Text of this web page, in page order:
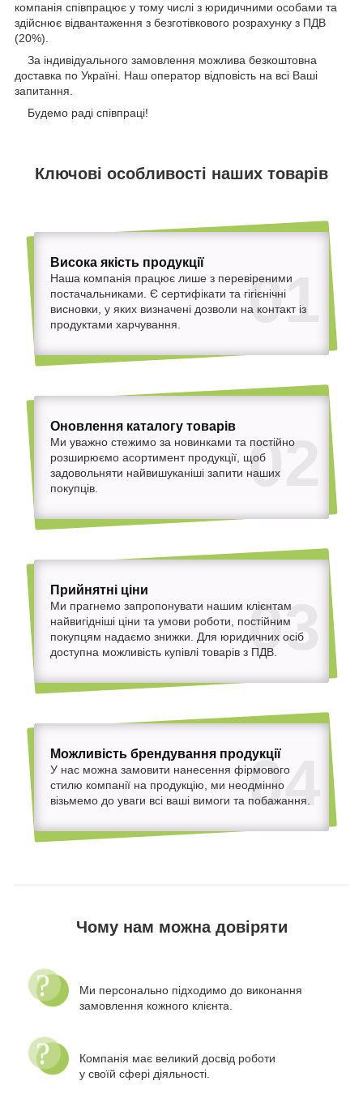
компанія співпрацює у тому числі з юридичними особами та
здійснює відвантаження з безготівкового розрахунку з ПДВ
(20%).
За індивідуального замовлення можлива безкоштовна
доставка по Україні. Наш оператор відповість на всі Ваші
запитання.
Будемо раді співпраці!
Ключові особливості наших товарів
01
Висока якість продукції
Наша компанія працює лише з перевіреними
постачальниками. Є сертифікати та гігієнічні
висновки, у яких визначені дозволи на контакт із
продуктами харчування.
02
Оновлення каталогу товарів
Ми уважно стежимо за новинками та постійно
розширюємо асортимент продукції, щоб
задовольняти найвишуканіші запити наших
покупців.
03
Прийнятні ціни
Ми прагнемо запропонувати нашим клієнтам
найвигідніші ціни та умови роботи, постійним
покупцям надаємо знижки. Для юридичних осіб
доступна можливість купівлі товарів з ПДВ.
04
Можливість брендування продукції
У нас можна замовити нанесення фірмового
стилю компанії на продукцію, ми неодмінно
візьмемо до уваги всі ваші вимоги та побажання.
Чому нам можна довіряти
Ми персонально підходимо до виконання
замовлення кожного клієнта.
Компанія має великий досвід роботи
у своїй сфері діяльності.